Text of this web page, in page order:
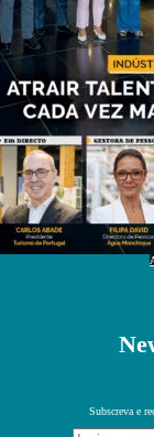
Subscreva e